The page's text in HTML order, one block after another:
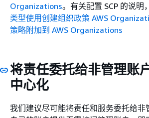
Organizations。有关配置 SCP 的说明
类型使用创建组织政策 AWS
策略附加到 AWS Organizations
将责任委托给非管理账
中心化
我们建议尽可能将责任和服务委托给非